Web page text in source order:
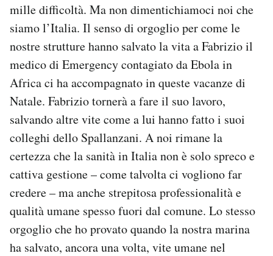
mille difficoltà. Ma non dimentichiamoci noi che
siamo l’Italia. Il senso di orgoglio per come le
nostre strutture hanno salvato la vita a Fabrizio il
medico di Emergency contagiato da Ebola in
Africa ci ha accompagnato in queste vacanze di
Natale. Fabrizio tornerà a fare il suo lavoro,
salvando altre vite come a lui hanno fatto i suoi
colleghi dello Spallanzani. A noi rimane la
certezza che la sanità in Italia non è solo spreco e
cattiva gestione – come talvolta ci vogliono far
credere – ma anche strepitosa professionalità e
qualità umane spesso fuori dal comune. Lo stesso
orgoglio che ho provato quando la nostra marina
ha salvato, ancora una volta, vite umane nel